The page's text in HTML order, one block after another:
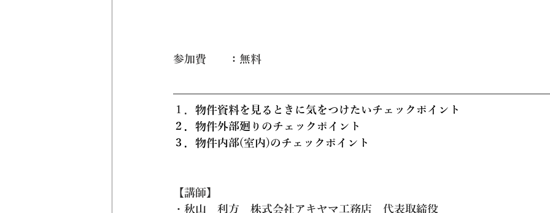
参加費　　：無料
１． 物件資料を見るときに気をつけたいチェックポイント
２．物件外部廻りのチェックポイント
３．物件内部(室内)のチェックポイント
【講師】
・ 秋山　利方　株式会社アキヤマ工務店　代表取締役